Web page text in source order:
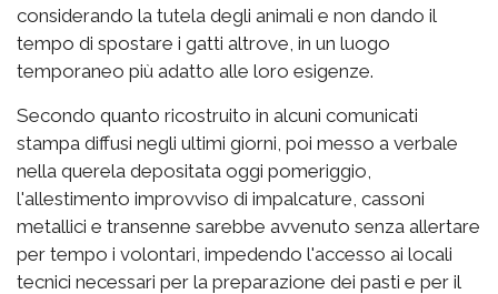
considerando la tutela degli animali e non dando il
tempo di spostare i gatti altrove, in un luogo
temporaneo più adatto alle loro esigenze.
Secondo quanto ricostruito in alcuni comunicati
stampa diffusi negli ultimi giorni, poi messo a verbale
nella querela depositata oggi pomeriggio,
l'allestimento improvviso di impalcature, cassoni
metallici e transenne sarebbe avvenuto senza allertare
per tempo i volontari, impedendo l'accesso ai locali
tecnici necessari per la preparazione dei pasti e per il